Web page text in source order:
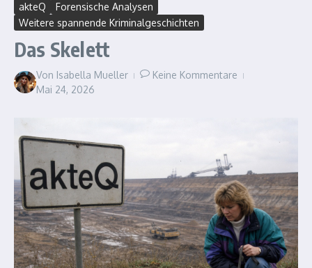
akteQ
Forensische Analysen
Weitere spannende Kriminalgeschichten
Das Skelett
Von Isabella Mueller
Keine Kommentare
Mai 24, 2026